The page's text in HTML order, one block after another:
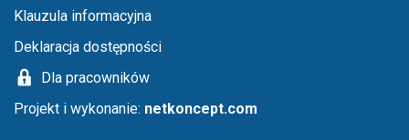
Klauzula informacyjna
Deklaracja dostępności
Dla pracowników
Projekt i wykonanie: netkoncept.com